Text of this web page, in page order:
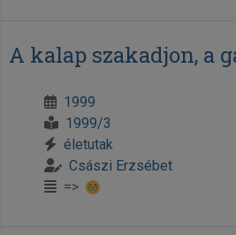
A kalap szakadjon, a
1999
1999/3
életutak
Császi Erzsébet
=>